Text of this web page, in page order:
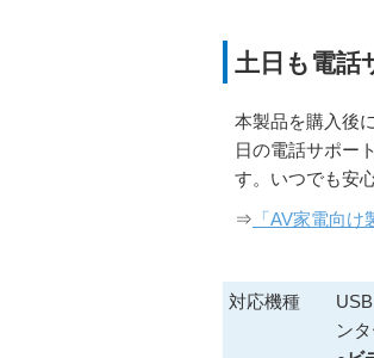
土日も電話
本製品を購入後
日の電話サポー
す。いつでも安
⇒ 「AV家電向け
対応機種
ン